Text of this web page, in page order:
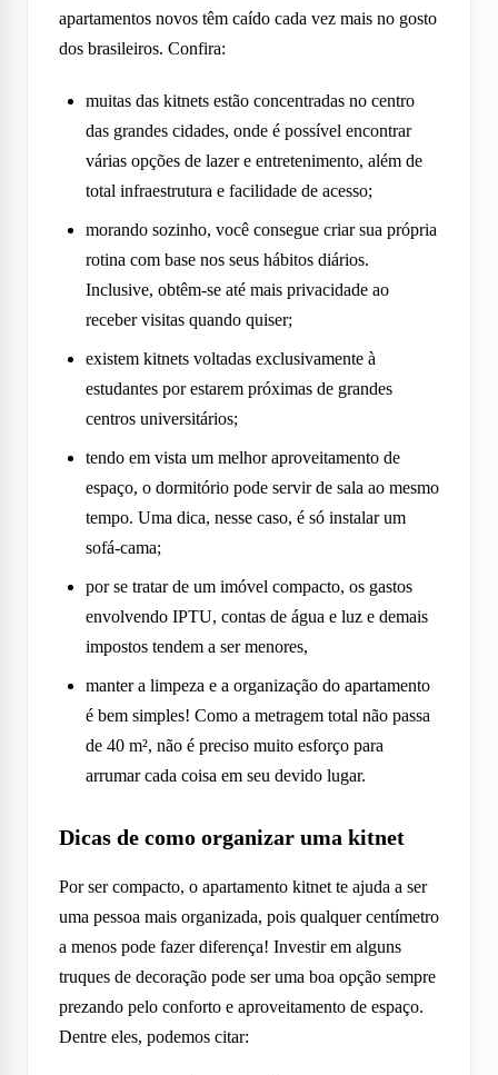
apartamentos novos têm caído cada vez mais no gosto
dos brasileiros. Confira:
muitas das kitnets estão concentradas no centro
das grandes cidades, onde é possível encontrar
várias opções de lazer e entretenimento, além de
total infraestrutura e facilidade de acesso;
morando sozinho, você consegue criar sua própria
rotina com base nos seus hábitos diários.
Inclusive, obtêm-se até mais privacidade ao
receber visitas quando quiser;
existem kitnets voltadas exclusivamente à
estudantes por estarem próximas de grandes
centros universitários;
tendo em vista um melhor aproveitamento de
espaço, o dormitório pode servir de sala ao mesmo
tempo. Uma dica, nesse caso, é só instalar um
sofá-cama;
por se tratar de um imóvel compacto, os gastos
envolvendo IPTU, contas de água e luz e demais
impostos tendem a ser menores,
manter a limpeza e a organização do apartamento
é bem simples! Como a metragem total não passa
de 40 m², não é preciso muito esforço para
arrumar cada coisa em seu devido lugar.
Dicas de como organizar uma kitnet
Por ser compacto, o apartamento kitnet te ajuda a ser
uma pessoa mais organizada, pois qualquer centímetro
a menos pode fazer diferença! Investir em alguns
truques de decoração pode ser uma boa opção sempre
prezando pelo conforto e aproveitamento de espaço.
Dentre eles, podemos citar: